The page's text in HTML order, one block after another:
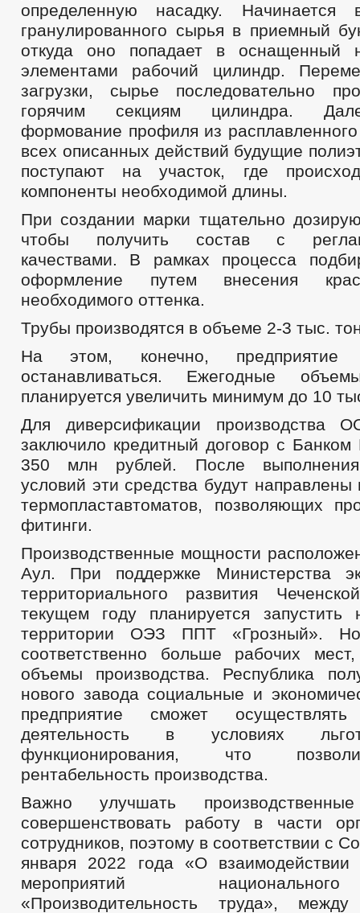
определенную насадку. Начинается
гранулированного сырья в приемный
откуда оно попадает в оснащенный
элементами рабочий цилиндр.
загрузки, сырье последовательно
горячим секциям цилиндра.
формование профиля из
всех описанных действий будущие
поступают на участок, где
компоненты необходимой длины.
При создании марки тщательно
чтобы получить состав с
качествами. В рамках процесса
оформление путем внесения
необходимого оттенка.
Трубы производятся в объеме 2-3 тыс.
На этом, конечно, предприятие
останавливаться. Ежегодные
планируется увеличить минимум до 10
Для диверсификации производства
заключило кредитный договор с
350 млн рублей. После выполнения
условий эти средства будут направлены
термопластавтоматов, позволяющих
фитинги.
Производственные мощности
Аул. При поддержке Министерства
территориального развития
текущем году планируется
территории ОЭЗ ППТ «Грозный».
соответственно больше рабочих
объемы производства. Республика
нового завода социальные и
предприятие сможет осуществлять
деятельность в условиях
функционирования, что
рентабельность производства.
Важно улучшать
совершенствовать работу в части
сотрудников, поэтому в соответствии с
января 2022 года «О взаимодействии
мероприятий
«Производительность труда», между